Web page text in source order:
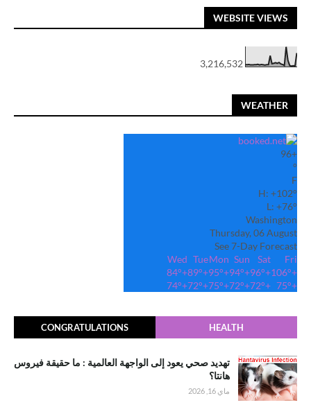
WEBSITE VIEWS
3,216,532
WEATHER
+
96
°
F
H: +102°
L: +76°
Washington
Thursday, 06 August
See 7-Day Forecast
Fri
Sat
Sun
Mon
Tue
Wed
+
106°
+
96°
+
94°
+
95°
+
89°
+
84°
+
75°
+
72°
+
72°
+
75°
+
72°
+
74°
HEALTH
CONGRATULATIONS
تهديد صحي يعود إلى الواجهة العالمية : ما حقيقة فيروس
هانتا؟
ماي 16, 2026